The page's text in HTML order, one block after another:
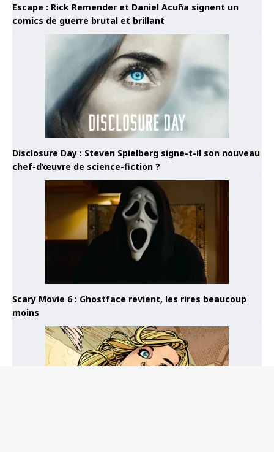
Escape : Rick Remender et Daniel Acuña signent un
comics de guerre brutal et brillant
Disclosure Day : Steven Spielberg signe-t-il son nouveau
chef-d’œuvre de science-fiction ?
Scary Movie 6 : Ghostface revient, les rires beaucoup
moins